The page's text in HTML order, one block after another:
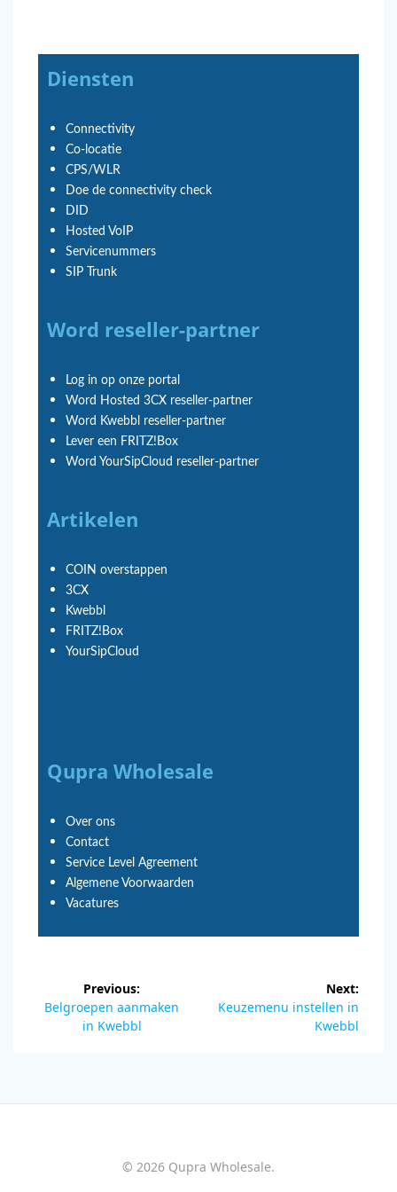
Diensten
Connectivity
Co-locatie
CPS/WLR
Doe de connectivity check
DID
Hosted VoIP
Servicenummers
SIP Trunk
Word reseller-partner
Log in op onze portal
Word Hosted 3CX reseller-partner
Word Kwebbl reseller-partner
Lever een FRITZ!Box
Word YourSipCloud reseller-partner
Artikelen
COIN overstappen
3CX
Kwebbl
FRITZ!Box
YourSipCloud
Qupra Wholesale
Over ons
Contact
Service Level Agreement
Algemene Voorwaarden
Vacatures
Previous:
Belgroepen aanmaken
in Kwebbl
Next:
Keuzemenu instellen in
Kwebbl
© 2026 Qupra Wholesale.